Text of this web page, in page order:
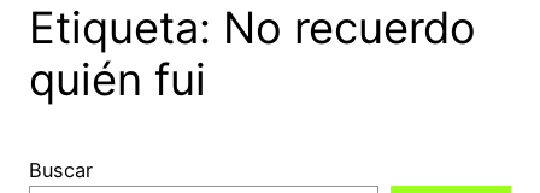
Etiqueta: No recuerdo
quién fui
Buscar